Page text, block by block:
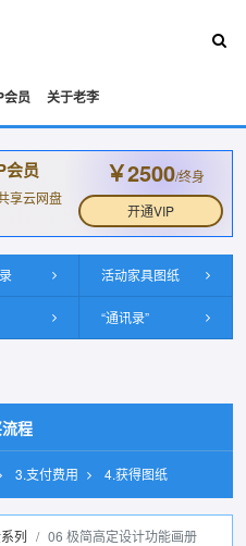
会员 关于老李
会员
享云网盘
￥2500/终身
开通VIP
活动家具图纸
“通讯录”
程
3.支付费用 4.获得图纸
列 06 极简高定设计功能画册